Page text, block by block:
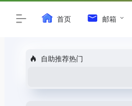
首页 邮箱
自助推荐热门